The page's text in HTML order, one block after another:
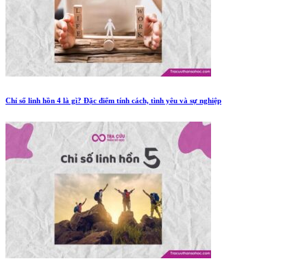
Chỉ số linh hồn 4 là gì? Đặc điểm tính cách, tình yêu và sự nghiệp